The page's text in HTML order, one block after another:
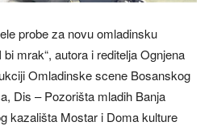
probe za novu omladinsku
mrak“, autora i reditelja Ognjena
Omladinske scene Bosanskog
Dis – Pozorišta mladih Banja
kazališta Mostar i Doma kulture